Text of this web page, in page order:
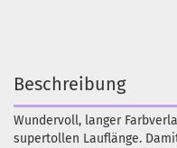
Beschreibung
Wundervoll, langer
supertollen Lauflänge.